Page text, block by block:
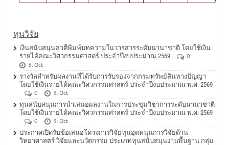
ทุนวิจัย
เงินสนับสนุนค่าตีพิมพ์บทความในวารสารระดับนานาชาติ โดยใช้เงิน
รายได้คณะวิศวกรรมศาสตร์ ประจำปีงบประมาณ 2569
0
3. Oct
รางวัลสำหรับผลงานที่ได้รับการรับรองจากกรมทรัพย์สินทางปัญญา
โดยใช้เงินรายได้คณะวิศวกรรมศาสตร์ ประจำปีงบประมาณ พ.ศ. 2569
0
3. Oct
ทุนสนับสนุนการนำเสนอผลงานในการประชุมวิชาการระดับนานาชาติ
โดยใช้เงินรายได้คณะวิศวกรรมศาสตร์ ประจำปีงบประมาณ พ.ศ. 2569
0
3. Oct
ประกาศเปิดรับข้อเสนอโครงการวิจัยทุนอุดหนุนการวิจัยด้าน
วิทยาศาสตร์ วิจัยและนวัตกรรม ประเภททุนสนับสนุนงานพื้นฐาน กลุ่ม